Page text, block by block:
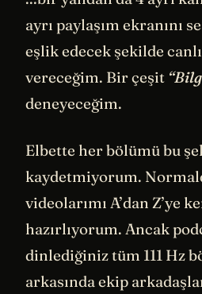
ayrı paylaşım ekranını
eşlik edecek şekilde
vereceğim. Bir çeşit
deneyeceğim.
Elbette her bölümü bu
kaydetmiyorum.
videolarımı A’dan Z’ye
hazırlıyorum. Ancak
dinlediğiniz tüm 111 Hz
arkasında ekip